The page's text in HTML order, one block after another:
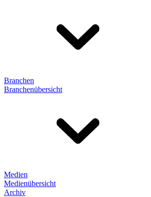
Branchen
Branchenübersicht
Medien
Medienübersicht
Archiv